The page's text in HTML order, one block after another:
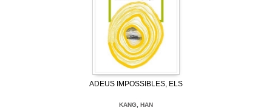
ADEUS IMPOSSIBLES, ELS
KANG, HAN